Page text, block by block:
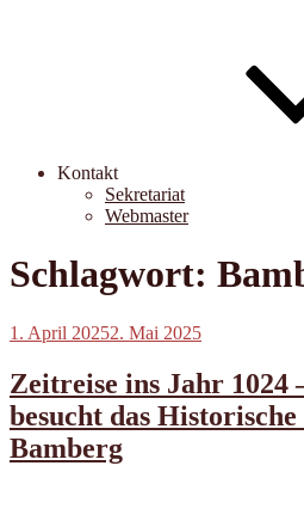
Kontakt
Sekretariat
Webmaster
Schlagwort:
Veröffentlicht
1. April 20252. Mai 2025
Zeitreise ins Jahr 1024
besucht das
Bamberg